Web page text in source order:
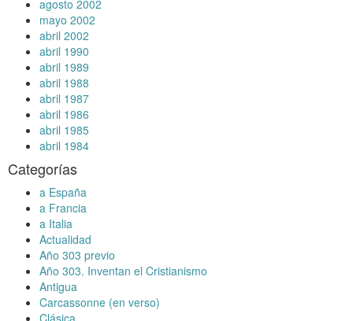
agosto 2002
mayo 2002
abril 2002
abril 1990
abril 1989
abril 1988
abril 1987
abril 1986
abril 1985
abril 1984
Categorías
a España
a Francia
a Italia
Actualidad
Año 303 previo
Año 303. Inventan el Cristianismo
Antigua
Carcassonne (en verso)
Clásica